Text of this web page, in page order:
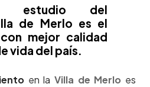
estudio del
de Merlo es el
mejor calidad
vida del país.
en laVilla de Merlo es